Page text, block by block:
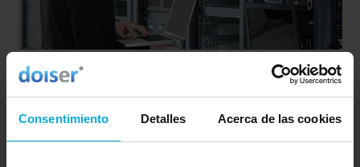
Consentimiento Detalles Acerca de las cookies
Mantenimiento informático preventivo para tu
empresa
Imagar te instalará y gestionará las aplicaciones